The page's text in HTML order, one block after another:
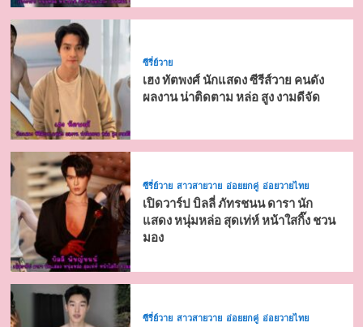
ซีรี่ย์วาย
เฮง ทัตพงศ์ นักแสดง ซีรีส์วาย คนดัง
ผลงาน น่าติดตาม หล่อ สูง งามดีจัด
ซีรี่ย์วาย สาวสายวาย อ่อยยกคู่ อ่อยวายไทย
เปิดวาร์ป บิลลี่ ภัทรชนน ดารา นัก
แสดง หนุ่มหล่อ สุดเท่ห์ หน้าใสกิ๊ง ชวน
มอง
ซีรี่ย์วาย สาวสายวาย อ่อยยกคู่ อ่อยวายไทย